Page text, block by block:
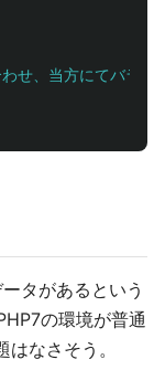
せ、当方にてバラン
タがあるという
の環境が普通
なさそう。